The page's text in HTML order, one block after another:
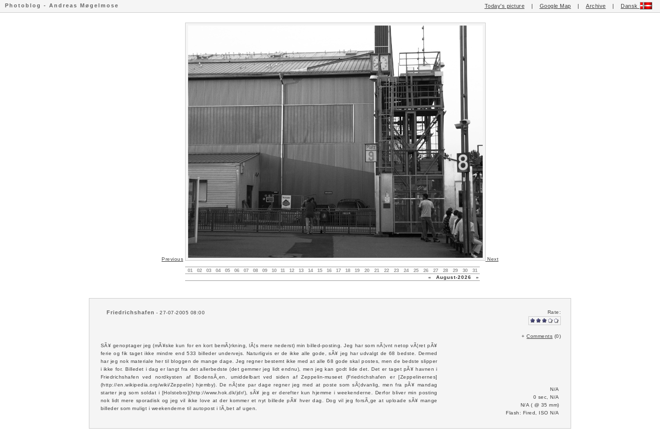
Photoblog - Andreas Møgelmose Today's picture Google Map Archive Dansk
Previous Next
01 02 03 04 05 06 07 08 09 10 11 12 13 14 15 16 17 18 19 20 21 22 23 24 25 26 27 28 29 30
31
«
August-2026 »
Rate:
+Comments (0)
Friedrichshafen - 27-07-2005 08:00
SÃ¥ genoptager jeg (mÃ¥ske kun for en kort bemÃ¦rkning, lÃ¦s mere nederst) min billed-posting. Jeg har som nÃ¦vnt netop vÃ¦ret pÃ¥
ferie og fik taget ikke mindre end 533 billeder undervejs. Naturligvis er de ikke alle gode, sÃ¥ jeg har udvalgt de 68 bedste. Dermed
har jeg nok materiale her til bloggen de mange dage. Jeg regner bestemt ikke med at alle 68 gode skal postes, men de bedste slipper
i ikke for. Billedet i dag er langt fra det allerbedste (det gemmer jeg lidt endnu), men jeg kan godt lide det. Det er taget pÃ¥ havnen i
Friedrichshafen ved nordkysten af BodensÃ¸en, umiddelbart ved siden af Zeppelin-museet (Friedrichshafen er [Zeppelinernes]
(http://en.wikipedia.org/wiki/Zeppelin) hjemby). De nÃ¦ste par dage regner jeg med at poste som sÃ¦dvanlig, men fra pÃ¥ mandag
starter jeg som soldat i [Holstebro](http://www.hok.dk/jdr/), sÃ¥ jeg er derefter kun hjemme i weekenderne. Derfor bliver min posting
nok lidt mere sporadisk og jeg vil ikke love at der kommer et nyt billede pÃ¥ hver dag. Dog vil jeg forsÃ¸ge at uploade sÃ¥ mange
billeder som muligt i weekenderne til autopost i lÃ¸bet af ugen.
N/A
0 sec, N/A
N/A ( @ 35 mm)
Flash: Fired, ISO N/A